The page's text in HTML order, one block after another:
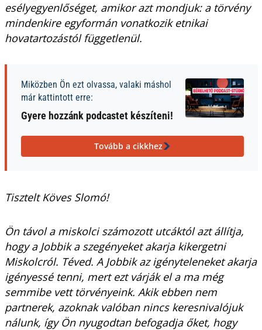
esélyegyenlőséget, amikor azt mondjuk: a törvény
mindenkire egyformán vonatkozik etnikai
hovatartozástól függetlenül.
Miközben Ön ezt olvassa, valaki máshol
már kattintott erre:
Gyere hozzánk podcastet készíteni!
Tovább a cikkhez
Tisztelt Köves Slomó!
Ön távol a miskolci számozott utcáktól azt állítja,
hogy a Jobbik a szegényeket akarja kikergetni
Miskolcról. Téved. A Jobbik az igényteleneket akarja
igényessé tenni, mert ezt várják el a ma még
semmibe vett törvényeink. Akik ebben nem
partnerek, azoknak valóban nincs keresnivalójuk
nálunk, így Ön nyugodtan befogadja őket, hogy